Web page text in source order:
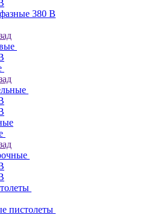
380 В
пистолеты